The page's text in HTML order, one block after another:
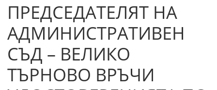
ПРЕДСЕДАТЕЛЯТ НА
АДМИНИСТРАТИВЕН
СЪД – ВЕЛИКО
ТЪРНОВО ВРЪЧИ